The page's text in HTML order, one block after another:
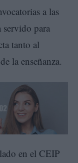
a las
para
tanto al
la enseñanza.
en el CEIP